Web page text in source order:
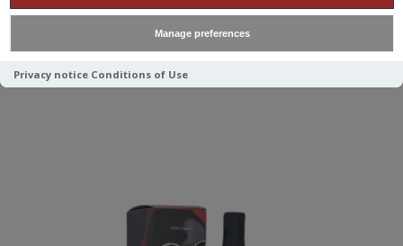
Manage preferences
Privacy notice Conditions of Use
LEDAIG 2009 HIDDEN SPIRITS
POP PEOPLE 70CL 53.1°